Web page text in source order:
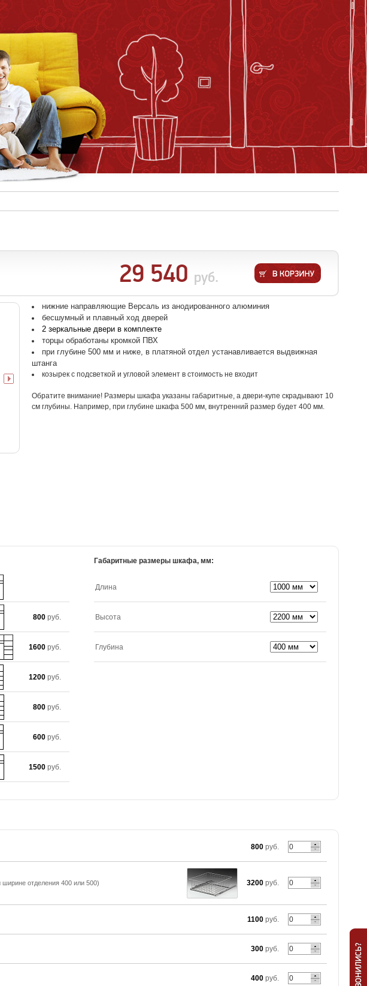
29 540 руб.
нижние направляющие Версаль из анодированного алюминия
бесшумный и плавный ход дверей
2 зеркальные двери в комплекте
торцы обработаны кромкой ПВХ
при глубине 500 мм и ниже, в платяной отдел устанавливается выдвижная
штанга
козырек с подсветкой и угловой элемент в стоимость не входит
Обратите внимание! Размеры шкафа указаны габаритные, а двери-купе скрадывают 10
см глубины. Например, при глубине шкафа 500 мм, внутренний размер будет 400 мм.
800 руб.
1600 руб.
1200 руб.
800 руб.
600 руб.
1500 руб.
Габаритные размеры шкафа, мм:
Длина
Высота
Глубина
800 руб.
отделения 400 или 500) 3200 руб.
1100 руб.
300 руб.
400 руб.